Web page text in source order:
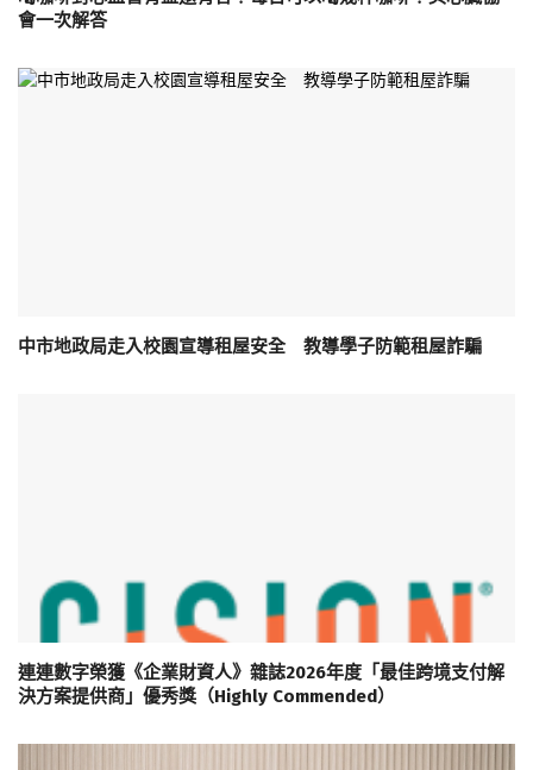
會一次解答
中市地政局走入校園宣導租屋安全 教導學子防範租屋詐騙
連連數字榮獲《企業財資人》雜誌2026年度「最佳跨境支付解
決方案提供商」優秀獎（Highly Commended）